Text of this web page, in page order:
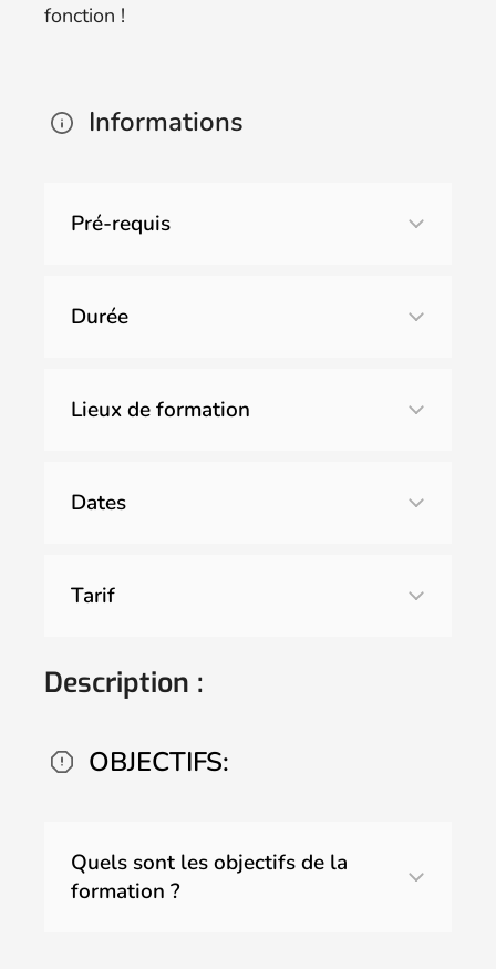
fonction !
Informations
Pré-requis
Durée
Lieux de formation
Dates
Nous contacter.
Tarif
Description :
OBJECTIFS:
Quels sont les objectifs de la
formation ?